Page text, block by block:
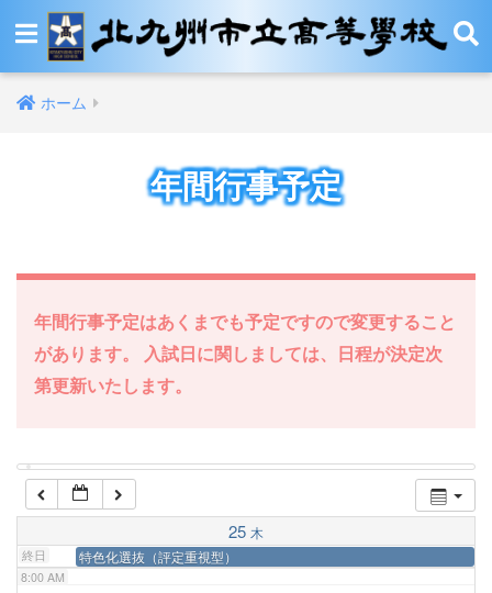
ホーム
年間行事予定
年間行事予定はあくまでも予定ですので変更すること
があります。 入試日に関しましては、日程が決定次
第更新いたします。
25 木
終日 特色化選抜（評定重視型）
12:00 AM
1:00 AM
4:00 AM
5:00 AM
7:00 AM
8:00 AM